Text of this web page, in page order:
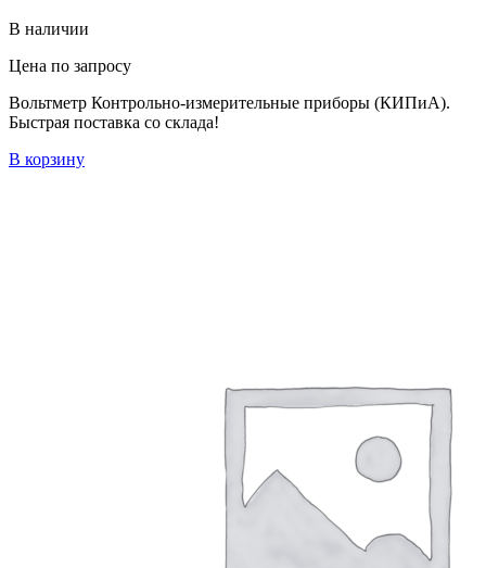
В наличии
Цена по запросу
Вольтметр Контрольно-измерительные приборы (КИПиА).
Быстрая поставка со склада!
В корзину